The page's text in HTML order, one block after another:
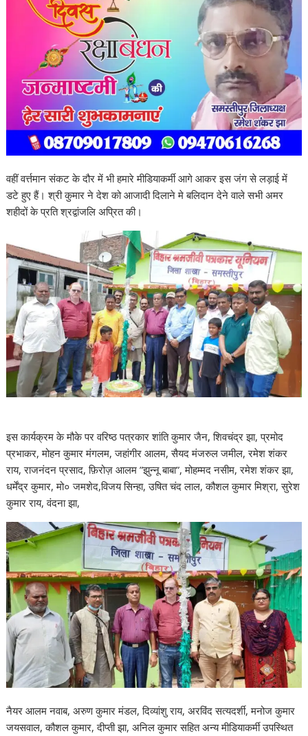
वहीं वर्त्तमान संकट के दौर में भी हमारे मीडियाकर्मी आगे आकर इस जंग से लड़ाई में
डटे हुए हैं। श्री कुमार ने देश को आजादी दिलाने मे बलिदान देने वाले सभी अमर
शहीदों के प्रति श्रद्वांजलि अप्रित की।
इस कार्यक्रम के मौके पर वरिष्ठ पत्रकार शांति कुमार जैन, शिवचंद्र झा, प्रमोद
प्रभाकर, मोहन कुमार मंगलम, जहांगीर आलम, सैयद मंजरुल जमील, रमेश शंकर
राय, राजनंदन प्रसाद, फ़िरोज़ आलम ”झुन्नू बाबा”, मोहम्मद नसीम, रमेश शंकर झा,
धर्मेंद्र कुमार, मो० जमशेद,विजय सिन्हा, उषित चंद लाल, कौशल कुमार मिश्रा, सुरेश
कुमार राय, वंदना झा,
नैयर आलम नवाब, अरुण कुमार मंडल, दिव्यांशु राय, अरविंद सत्यदर्शी, मनोज कुमार
जयसवाल, कौशल कुमार, दीप्ती झा, अनिल कुमार सहित अन्य मीडियाकर्मी उपस्थित